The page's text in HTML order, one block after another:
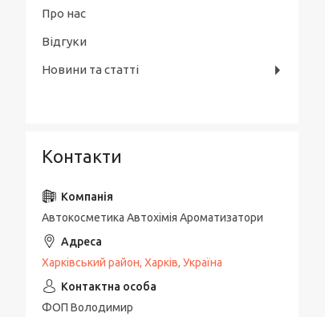
Про нас
Відгуки
Новини та статті
Контакти
Автокосметика Автохімія Ароматизатори
Харківський район, Харків, Україна
ФОП Володимир